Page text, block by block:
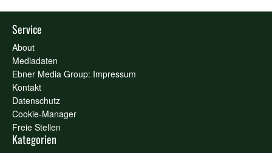
Service
About
Mediadaten
Ebner Media Group: Impressum
Kontakt
Datenschutz
Cookie-Manager
Freie Stellen
Kategorien